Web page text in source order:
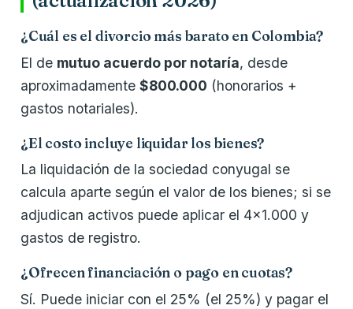
¿Cuál es el divorcio más barato en Colombia?
El de mutuo acuerdo por notaría, desde
aproximadamente $800.000 (honorarios +
gastos notariales).
¿El costo incluye liquidar los bienes?
La liquidación de la sociedad conyugal se
calcula aparte según el valor de los bienes; si se
adjudican activos puede aplicar el 4×1.000 y
gastos de registro.
¿Ofrecen financiación o pago en cuotas?
Sí. Puede iniciar con el 25% (el 25%) y pagar el